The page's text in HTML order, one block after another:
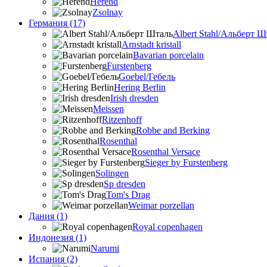
Zsolnay
Германия (17)
Albert Stahl/Альбеpт
Arnstadt kristall
Bavarian porcelain
Furstenberg
Goebel/Гебель
Hering Berlin
Irish dresden
Meissen
Ritzenhoff
Robbe and Berking
Rosenthal
Rosenthal Versace
Sieger by Furstenberg
Solingen
Sp dresden
Tom's Drag
Weimar porzellan
Дания (1)
Royal copenhagen
Индонезия (1)
Narumi
Испания (2)